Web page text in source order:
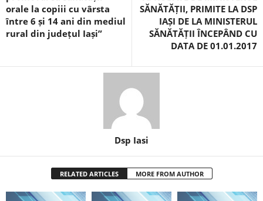
orale la copiii cu vârsta
între 6 și 14 ani din mediul
rural din județul Iași”
SĂNĂTĂȚII, PRIMITE LA DSP
IAȘI DE LA MINISTERUL
SĂNĂTĂȚII ÎNCEPÂND CU
DATA DE 01.01.2017
Dsp Iasi
RELATED ARTICLES MORE FROM AUTHOR